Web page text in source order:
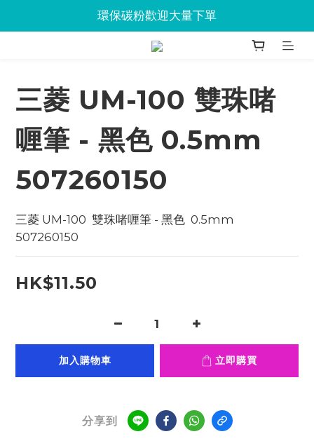
Jabra會議設備企業優惠已抵達Union
環保碳粉歡迎大量下單
Jabra會議設備企業優惠已抵達Union
三菱 UM-100 雙珠啫
喱筆 - 黑色 0.5mm
507260150
三菱 UM-100  雙珠啫喱筆 - 黑色  0.5mm
507260150
HK$11.50
加入購物車 立即購買
分享到